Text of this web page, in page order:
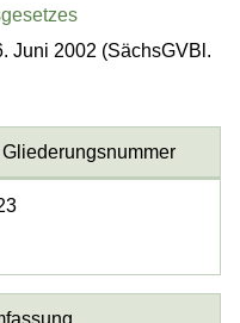
Juni 2002 (SächsGVBl.